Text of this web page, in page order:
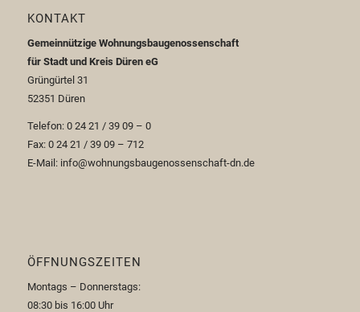
KONTAKT
Gemeinnützige Wohnungsbaugenossenschaft
für Stadt und Kreis Düren eG
Grüngürtel 31
52351 Düren
Telefon: 0 24 21 / 39 09 – 0
Fax: 0 24 21 / 39 09 – 712
E-Mail: info@wohnungsbaugenossenschaft-dn.de
ÖFFNUNGSZEITEN
Montags – Donnerstags:
08:30 bis 16:00 Uhr